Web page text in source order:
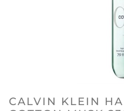
CALVIN KLEIN